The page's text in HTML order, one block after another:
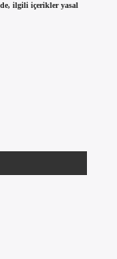
ilgili içerikler yasal